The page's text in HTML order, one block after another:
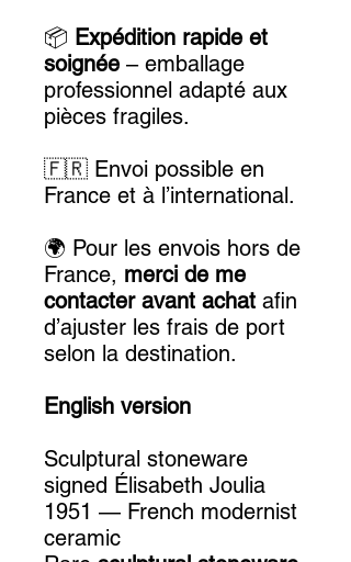
📦 Expédition rapide et
soignée – emballage
professionnel adapté aux
pièces fragiles.
🇫🇷 Envoi possible en
France et à l’international.
🌍 Pour les envois hors de
France, merci de me
contacter avant achat afin
d’ajuster les frais de port
selon la destination.
English version
Sculptural stoneware
signed Élisabeth Joulia
1951 — French modernist
ceramic